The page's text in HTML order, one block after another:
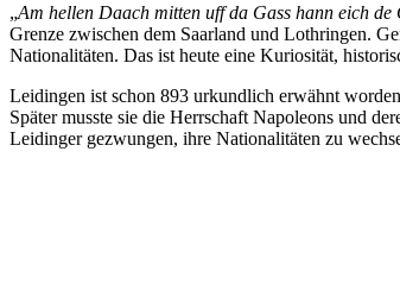
„Am hellen Daach mitten uff da Gass hann eich
Grenze zwischen dem Saarland und Lothringen.
Nationalitäten. Das ist heute eine Kuriosität,
Leidingen ist schon 893 urkundlich erwähnt
Später musste sie die Herrschaft Napoleons und
Leidinger gezwungen, ihre Nationalitäten zu